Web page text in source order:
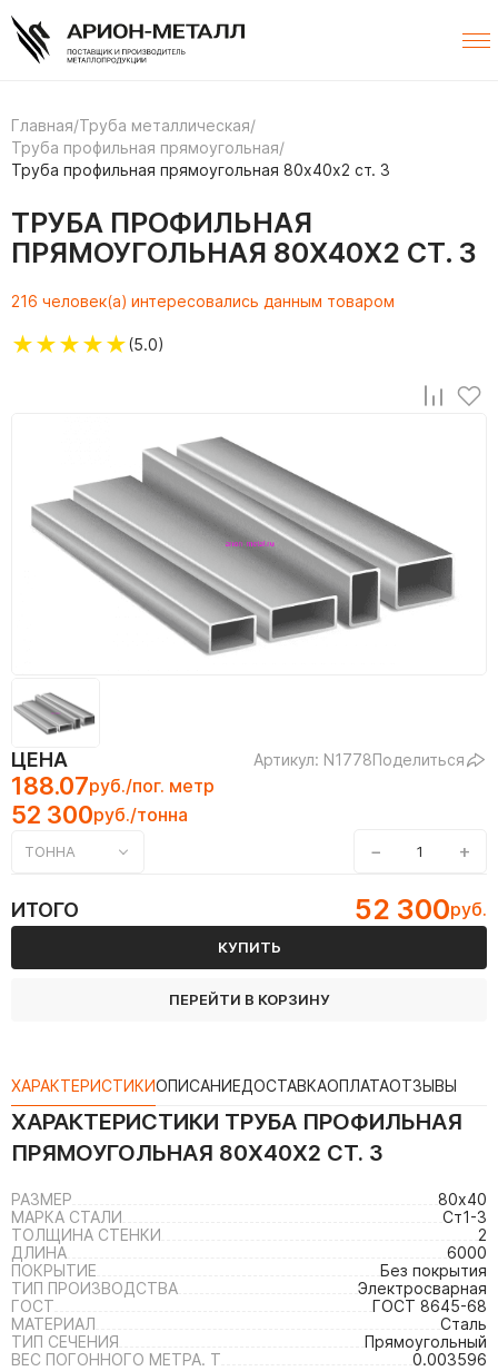
Главная/Труба металлическая/
Труба профильная прямоугольная/
Труба профильная прямоугольная 80х40х2 ст. 3
ТРУБА ПРОФИЛЬНАЯ
ПРЯМОУГОЛЬНАЯ 80Х40Х2 СТ. 3
216 человек(а) интересовались данным товаром
★★★★★(5.0)
ЦЕНА Артикул: N1778Поделиться
188.07руб./пог. метр
52 300руб./тонна
ТОННА − +
ИТОГО 52 300руб.
КУПИТЬ
ПЕРЕЙТИ В КОРЗИНУ
ХАРАКТЕРИСТИКИОПИСАНИЕДОСТАВКАОПЛАТАОТЗЫВЫ
ХАРАКТЕРИСТИКИ ТРУБА ПРОФИЛЬНАЯ
ПРЯМОУГОЛЬНАЯ 80Х40Х2 СТ. 3
РАЗМЕР
80х40
МАРКА СТАЛИ
Ст1-3
ТОЛЩИНА СТЕНКИ
2
ДЛИНА
6000
ПОКРЫТИЕ
Без покрытия
ТИП ПРОИЗВОДСТВА
Электросварная
ГОСТ
ГОСТ 8645-68
МАТЕРИАЛ
Сталь
ТИП СЕЧЕНИЯ
Прямоугольный
ВЕС ПОГОННОГО МЕТРА. Т
0.003596